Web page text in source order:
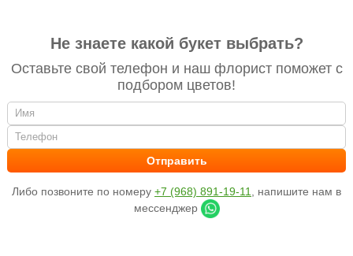
Не знаете какой букет выбрать?
Оставьте свой телефон и наш флорист поможет с
подбором цветов!
Либо позвоните по номеру +7 (968) 891-19-11
, напишите нам в
мессенджер